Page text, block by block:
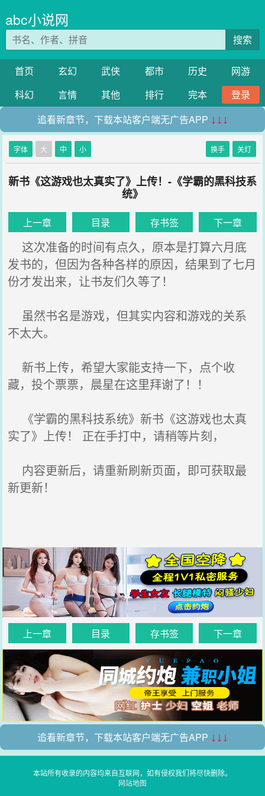
abc小说网
搜索
首页 玄幻 武侠 都市 历史
网游
科幻
言情 其他 排行 完本
登录
追看新章节，下载本站客户端无广告APP ↓↓↓
字体 大 中 小 换手 关灯
新书《这游戏也太真实了》上传！-《学霸的黑科技系
统》
上一章 目录 存书签 下一章
这次准备的时间有点久，原本是打算六月底
发书的，但因为各种各样的原因，结果到了七月
份才发出来，让书友们久等了！
虽然书名是游戏，但其实内容和游戏的关系
不太大。
新书上传，希望大家能支持一下，点个收
藏，投个票票，晨星在这里拜谢了！！
《学霸的黑科技系统》新书《这游戏也太真
实了》上传！ 正在手打中，请稍等片刻，
内容更新后，请重新刷新页面，即可获取最
新更新！
上一章 目录 存书签 下一章
追看新章节，下载本站客户端无广告APP ↓↓↓
本站所有收录的内容均来自互联网，如有侵权我们将尽快删除。
网站地图